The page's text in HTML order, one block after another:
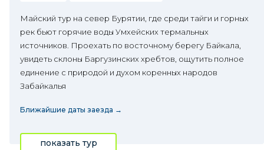
Майский тур на север Бурятии, где среди тайги и горных
рек бьют горячие воды Умхейских термальных
источников. Проехать по восточному берегу Байкала,
увидеть склоны Баргузинских хребтов, ощутить полное
единение с природой и духом коренных народов
Забайкалья
Ближайшие даты заезда →
показать тур